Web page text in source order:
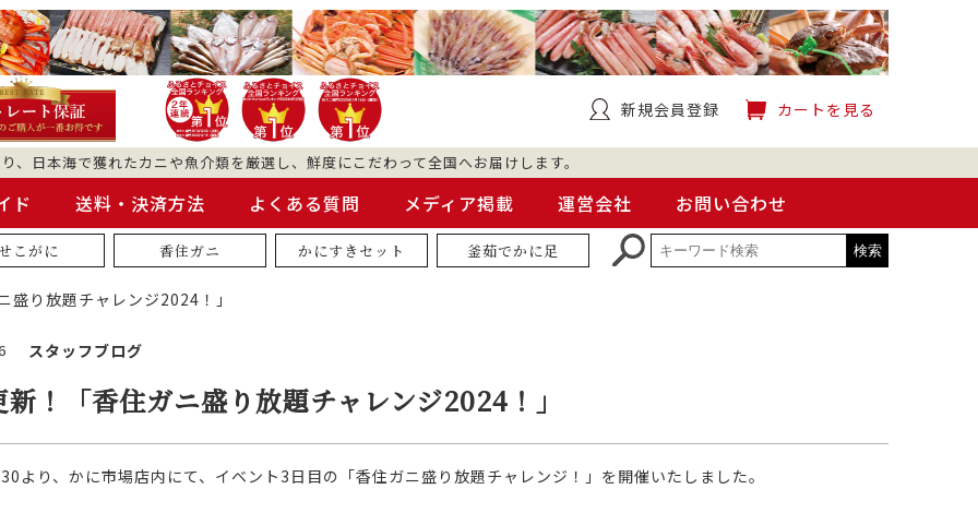
新規会員登録 カートを見る
、日本海で獲れたカニや魚介類を厳選し、鮮度にこだわって全国へお届けします。
ド 送料・決済方法 よくある質問 メディア掲載 運営会社 お問い合わせ
こがに 香住ガニ かにすきセット 釜茹でかに足
盛り放題チャレンジ2024！」
スタッフブログ
！「香住ガニ盛り放題チャレンジ2024！」
より、かに市場店内にて、イベント3日目の「香住ガニ盛り放題チャレンジ！」を開催いたしました。